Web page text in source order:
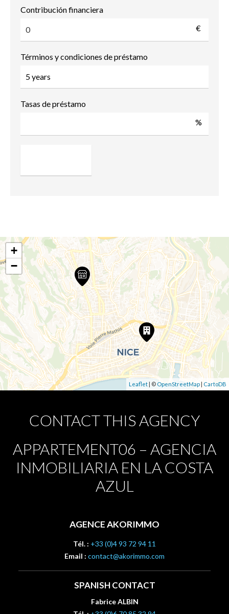
Contribución financiera
€
Términos y condiciones de préstamo
Tasas de préstamo
%
+
−
Leaflet | © OpenStreetMap| CartoDB
CONTACT THIS AGENCY
APPARTEMENT06 – AGENCIA
INMOBILIARIA EN LA COSTA
AZUL
AGENCE AKORIMMO
Tél. : +33 (0)4 93 72 94 11
Email : contact@akorimmo.com
SPANISH CONTACT
Fabrice ALBIN